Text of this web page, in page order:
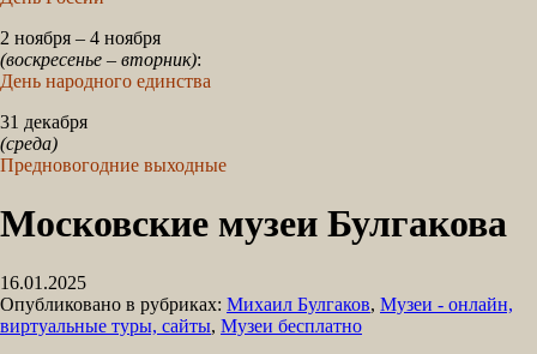
2 ноября – 4 ноября
(воскресенье – вторник):
День народного единства
31 декабря
(среда)
Предновогодние выходные
Московские музеи Булгакова
16.01.2025
Опубликовано в рубриках: Михаил Булгаков, Музеи - онлайн,
виртуальные туры, сайты, Музеи бесплатно